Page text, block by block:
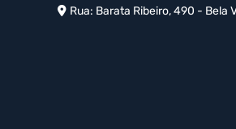
Rua: Barata Ribeiro, 490 - Bela